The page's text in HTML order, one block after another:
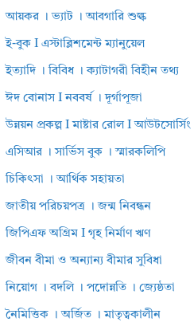
আয়কর । ভ্যাট । আবগারি শুল্ক
ই-বুক I এস্টাব্লিশমেন্ট ম্যানুয়েল
ইত্যাদি । বিবিধ । ক্যাটাগরী বিহীন তথ্য
ঈদ বোনাস I নববর্ষ । দূর্গাপূজা
উন্নয়ন প্রকল্প I মাষ্টার রোল I আউটসোর্সিং
এসিআর । সার্ভিস বুক । স্মারকলিপি
চিকিৎসা । আর্থিক সহায়তা
জাতীয় পরিচয়পত্র । জন্ম নিবন্ধন
জিপিএফ অগ্রিম I গৃহ নির্মাণ ঋণ
জীবন বীমা ও অন্যান্য বীমার সুবিধা
নিয়োগ । বদলি । পদোন্নতি । জ্যেষ্ঠতা
নৈমিত্তিক । অর্জিত । মাতৃত্বকালীন